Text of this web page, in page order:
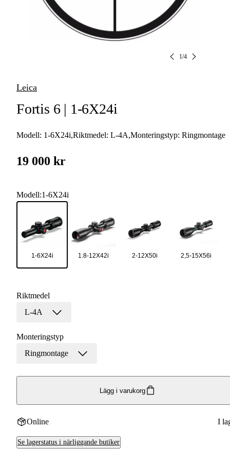
1/4
Leica
Fortis 6 | 1-6X24i
Modell: 1-6X24i,Riktmedel: L-4A,Monteringstyp: Ringmontage
19 000 kr
Modell:1-6X24i
1-6X24i 1.8-12X42i 2-12X50i 2,5-15X56i
Riktmedel
L-4A
Monteringstyp
Ringmontage
Lägg i varukorg
Online I
Se lagerstatus i närliggande butiker